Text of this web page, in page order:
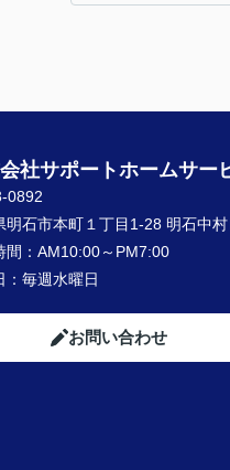
社サポートホームサー
0892
明石市本町１丁目1-28 明石中
： AM10:00～PM7:00
毎週水曜日
お問い合わせ